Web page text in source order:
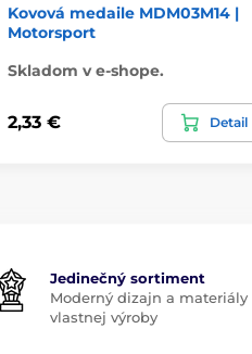
Kovová medaile MDM03M14 |
Motorsport
Skladom v e-shope.
2,33 € Detail
Jedinečný sortiment
Moderný dizajn a materiály
vlastnej výroby